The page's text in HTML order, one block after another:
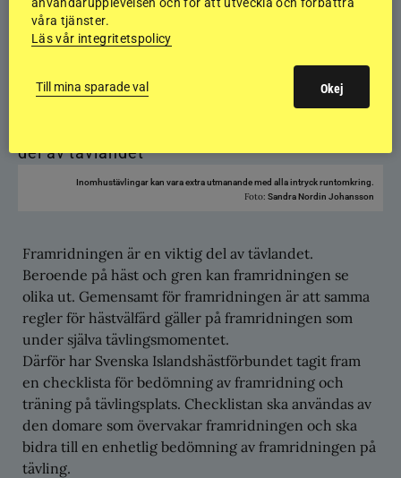
Hästvälfärdsbloggen:
Framridningen – en del av
tävlandet
Inomhustävlingar kan vara extra utmanande med alla intryck runtomkring.
Foto: Sandra Nordin Johansson
Framridningen är en viktig del av tävlandet.
Beroende på häst och gren kan framridningen se
olika ut. Gemensamt för framridningen är att samma
regler för hästvälfärd gäller på framridningen som
under själva tävlingsmomentet.
Därför har Svenska Islandshästförbundet tagit fram
en checklista för bedömning av framridning och
träning på tävlingsplats. Checklistan ska användas av
den domare som övervakar framridningen och ska
bidra till en enhetlig bedömning av framridningen på
tävling.
våra tjänster.
Läs vår integritetspolicy
Till mina sparade val Okej